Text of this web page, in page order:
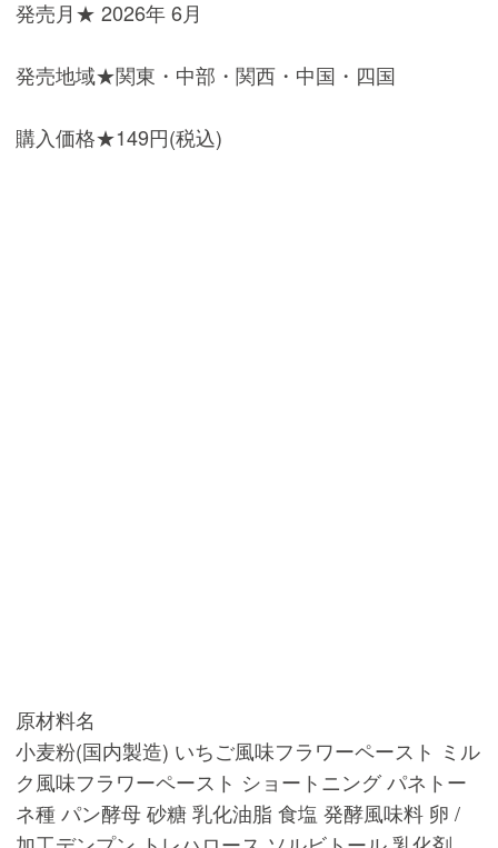
発売月★ 2026年 6月
発売地域★関東・中部・関西・中国・四国
購入価格★149円(税込)
原材料名
小麦粉(国内製造) いちご風味フラワーペースト ミル
ク風味フラワーペースト ショートニング パネトー
ネ種 パン酵母 砂糖 乳化油脂 食塩 発酵風味料 卵 /